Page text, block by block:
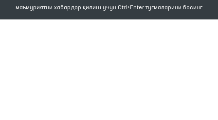
маъмуриятни хабардор қилиш учун Ctrl+Enter тугмаларини босинг